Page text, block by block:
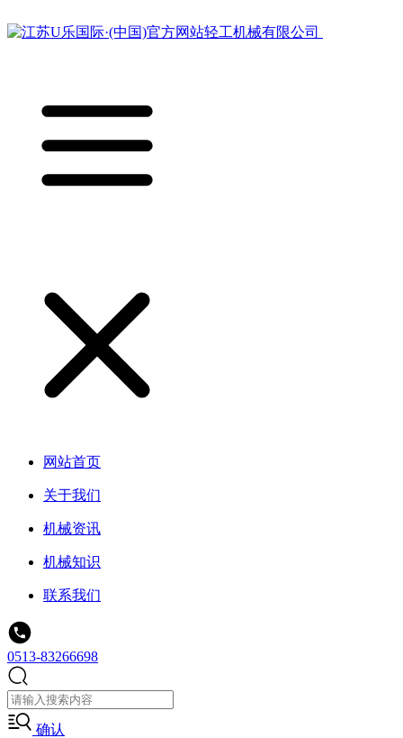
网站首页
关于我们
机械资讯
机械知识
联系我们
0513-83266698
确认